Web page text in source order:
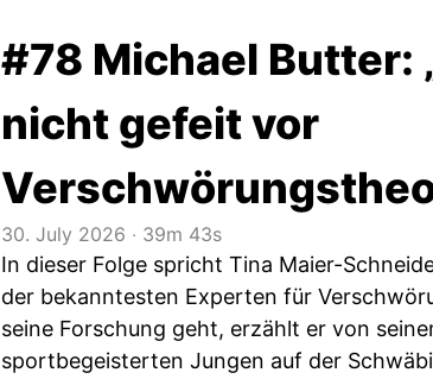
#78 Michael Butter:
nicht gefeit vor
30. July 2026 ‧ 39m 43s
In dieser Folge spricht Tina Maier-
der bekanntesten Experten für
seine Forschung geht, erzählt er von
sportbegeisterten Jungen auf der